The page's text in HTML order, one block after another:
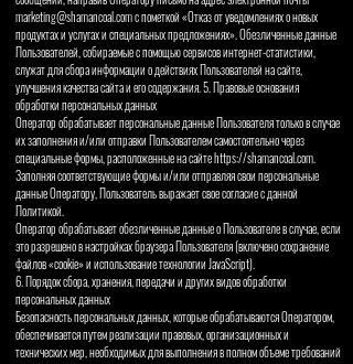
marketing@shamancoal.comс пометкой «Отказ от уведомлениях о новых
продуктах и услугах и специальных предложениях». Обезличенные данные
Пользователей, собираемые с помощью сервисов интернет-статистики,
служат для сбора информации о действиях Пользователей на сайте,
улучшения качества сайта и его содержания. 5. Правовые основания
обработки персональных данных
Оператор обрабатывает персональные данные Пользователя только в случае
их заполнения и/или отправки Пользователем самостоятельно через
специальные формы, расположенные на сайте https://shamancoal.com.
Заполняя соответствующие формы и/или отправляя свои персональные
данные Оператору, Пользователь выражает свое согласие с данной
Политикой.
Оператор обрабатывает обезличенные данные о Пользователе в случае, если
это разрешено в настройках браузера Пользователя (включено сохранение
файлов «cookie» и использование технологии JavaScript).
6. Порядок сбора, хранения, передачи и других видов обработки
персональных данных
Безопасность персональных данных, которые обрабатываются Оператором,
обеспечивается путем реализации правовых, организационных и
технических мер, необходимых для выполнения в полном объеме требований